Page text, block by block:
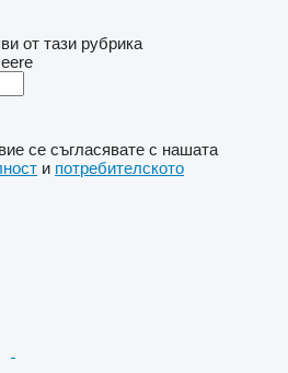
от тази рубрика
се съгласявате с нашата
и потребителското